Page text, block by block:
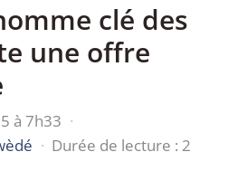
clé des
une offre
à 7h33 ·
· Durée de lecture : 2